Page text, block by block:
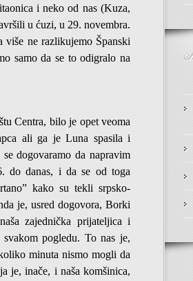
i neko od nas (Kuza,
u ćuzi, u 29. novembra.
više ne razlikujemo Španski
samo da se to odigralo na
Centra, bilo je opet veoma
ali ga je Luna spasila i
dogovaramo da napravim
do danas, i da se od toga
kako su tekli srpsko-
je, usred dogovora, Borki
zajednička prijateljica i
pogledu. To nas je,
minuta nismo mogli da
je, inače, i naša komšinica,